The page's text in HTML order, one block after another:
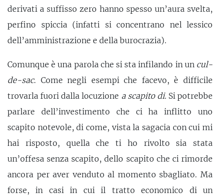
derivati a suffisso zero hanno spesso un’aura svelta,
perfino spiccia (infatti si concentrano nel lessico
dell’amministrazione e della burocrazia).
Comunque è una parola che si sta infilando in un cul-
de-sac. Come negli esempi che facevo, è difficile
trovarla fuori dalla locuzione a scapito di. Si potrebbe
parlare dell’investimento che ci ha inflitto uno
scapito notevole, di come, vista la sagacia con cui mi
hai risposto, quella che ti ho rivolto sia stata
un’offesa senza scapito, dello scapito che ci rimorde
ancora per aver venduto al momento sbagliato. Ma
forse, in casi in cui il tratto economico di un